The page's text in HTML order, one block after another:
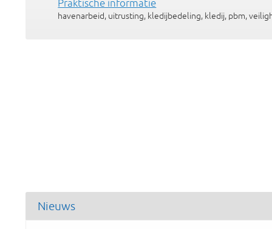
Praktische informatie
havenarbeid, uitrusting, kledijbedeling, kledij, pbm,
Nieuws